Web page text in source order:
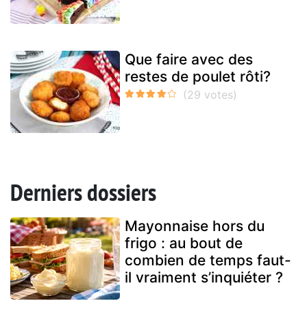
Que faire avec des
restes de poulet rôti?
Derniers dossiers
Mayonnaise hors du
frigo : au bout de
combien de temps faut-
il vraiment s’inquiéter ?